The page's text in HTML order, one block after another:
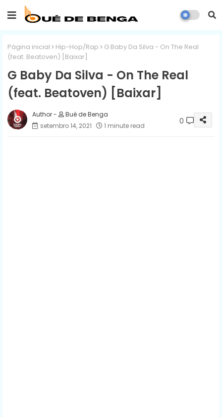
Página inicial Hip-Hop/Rap
G Baby Da Silva - On The Real
(feat. Beatoven) [Baixar]
G Baby Da Silva - On The Real
(feat. Beatoven) [Baixar]
Bué de Benga
setembro 14, 2021
1 minute read 0